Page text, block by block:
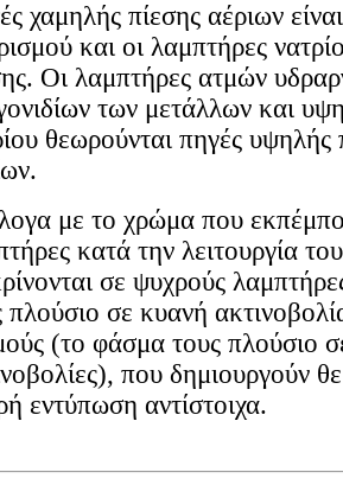
χαμηλής πίεσης αέριων
και οι λαμπτήρες
Οι λαμπτήρες ατμών
των μετάλλων και
θεωρούνται πηγές υψηλής
με το χρώμα που
κατά την λειτουργία
σε ψυχρούς
πλούσιο σε κυανή
(το φάσμα τους πλούσιο
που δημιουργούν
εντύπωση αντίστοιχα.